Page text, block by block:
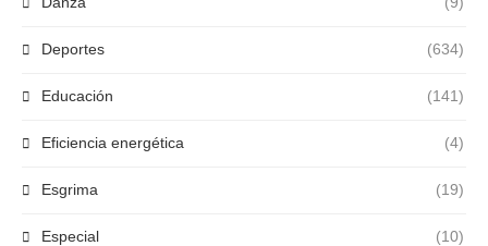
Deportes (634)
Educación (141)
Eficiencia energética (4)
Esgrima (19)
Especial (10)